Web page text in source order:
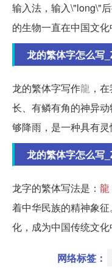
输入法，输入\"long\"
的生物一直在中国文化
龙的繁体字怎么写
龙的繁体字写作龍 ，
长、有鳞有角的神异
够降雨，是一种具有灵
龙的繁体字怎么写
龙字的繁体写法是： 龍
着中华民族的精神象
化，成为中国传统文化
网络标签：